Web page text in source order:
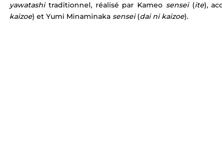
EKF Bourges 2021
yawatashi traditionnel, réalisé par Kameo sensei (ite),
kaizoe) et Yumi Minaminaka sensei (dai ni kaizoe).